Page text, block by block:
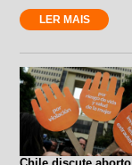
LER MAIS